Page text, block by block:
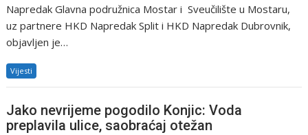
Napredak Glavna podružnica Mostar i Sveučilište u Mostaru,
uz partnere HKD Napredak Split i HKD Napredak Dubrovnik,
objavljen je…
Vijesti
Jako nevrijeme pogodilo Konjic: Voda
preplavila ulice, saobraćaj otežan